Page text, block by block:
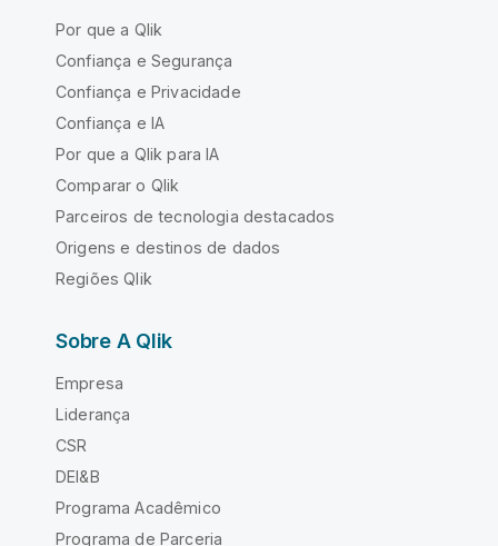
Por que a Qlik
Confiança e Segurança
Confiança e Privacidade
Confiança e IA
Por que a Qlik para IA
Comparar o Qlik
Parceiros de tecnologia destacados
Origens e destinos de dados
Regiões Qlik
Sobre A Qlik
Empresa
Liderança
CSR
DEI&B
Programa Acadêmico
Programa de Parceria